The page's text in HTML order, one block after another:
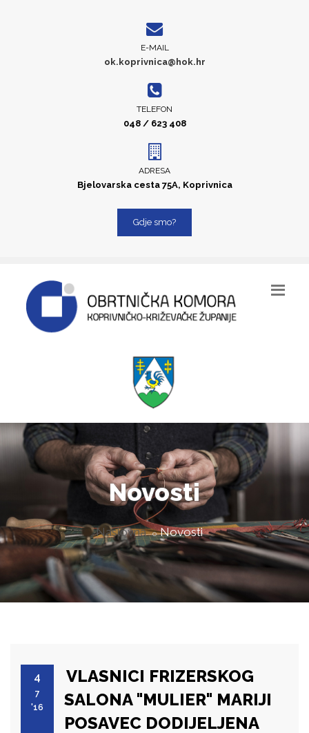
E-MAIL
ok.koprivnica@hok.hr
TELEFON
048 / 623 408
ADRESA
Bjelovarska cesta 75A, Koprivnica
Gdje smo?
Novosti
Naslovna Novosti
4
7
'16
VLASNICI FRIZERSKOG
SALONA "MULIER" MARIJI
POSAVEC DODIJELJENA